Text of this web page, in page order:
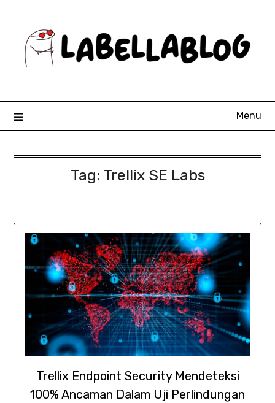
content
Menu
Tag: Trellix SE Labs
Trellix Endpoint Security Mendeteksi
100% Ancaman Dalam Uji Perlindungan